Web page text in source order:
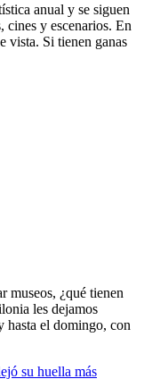
anual y se siguen
cines y escenarios. En
vista. Si tienen ganas
museos, ¿qué tienen
les dejamos
hasta el domingo, con